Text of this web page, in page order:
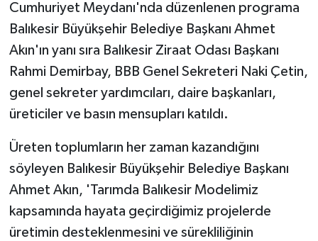
Cumhuriyet Meydanı'nda düzenlenen programa
Balıkesir Büyükşehir Belediye Başkanı Ahmet
Akın'ın yanı sıra Balıkesir Ziraat Odası Başkanı
Rahmi Demirbay, BBB Genel Sekreteri Naki Çetin,
genel sekreter yardımcıları, daire başkanları,
üreticiler ve basın mensupları katıldı.
Üreten toplumların her zaman kazandığını
söyleyen Balıkesir Büyükşehir Belediye Başkanı
Ahmet Akın, 'Tarımda Balıkesir Modelimiz
kapsamında hayata geçirdiğimiz projelerde
üretimin desteklenmesini ve sürekliliğinin